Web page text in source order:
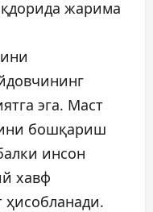
жарима
эга. Маст
бошқариш
инсон
хавф
ҳисобланади.